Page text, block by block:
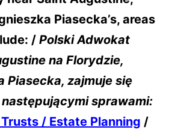
Piasecka’s, areas
/ Polski Adwokat
na Florydzie,
Piasecka, zajmuje się
sprawami:
/ Estate Planning /